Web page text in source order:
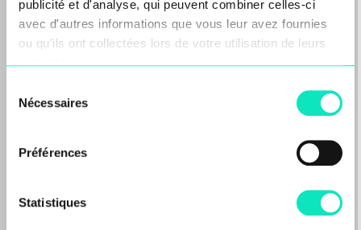
publicité et d'analyse, qui peuvent combiner celles-ci
avec d'autres informations que vous leur avez fournies
ou qu'ils ont collectées lors de votre utilisation de leurs
services.
Nécessaires
Préférences
Statistiques
Le groupe Aqseptence, soutenu
par Oaktree, accorde la vente
de Diemme Filtration au groupe
Aarbergen/Francfort – 22 juin 2026.
Group »), le fournisseur international…